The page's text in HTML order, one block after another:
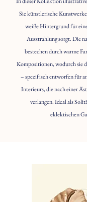
Sie künstlerische
weiße Hintergrund für
Ausstrahlung sorgt. Die
bestechen durch warme
Kompositionen, wodurch sie
– spezifisch entworfen für
Interieurs, die nach einer
verlangen. Ideal als
eklektischen